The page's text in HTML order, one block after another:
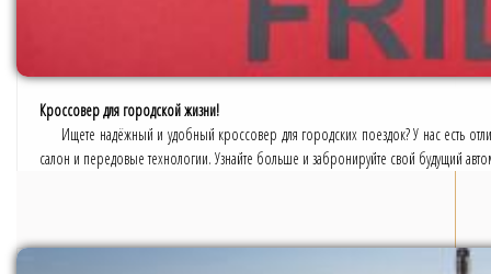
Кроссовер для городской жизни!
Ищете надёжный и удобный кроссовер для городских поездок? У нас есть
салон и передовые технологии. Узнайте больше и забронируйте свой будущий